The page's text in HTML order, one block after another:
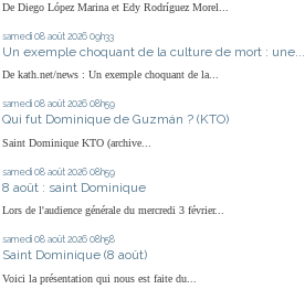
De Diego López Marina et Edy Rodríguez Morel...
samedi 08 août 2026 09h33
Un exemple choquant de la culture de mort : une...
De kath.net/news : Un exemple choquant de la...
samedi 08 août 2026 08h59
Qui fut Dominique de Guzmán ? (KTO)
Saint Dominique KTO (archive...
samedi 08 août 2026 08h59
8 août : saint Dominique
Lors de l'audience générale du mercredi 3 février...
samedi 08 août 2026 08h58
Saint Dominique (8 août)
Voici la présentation qui nous est faite du...